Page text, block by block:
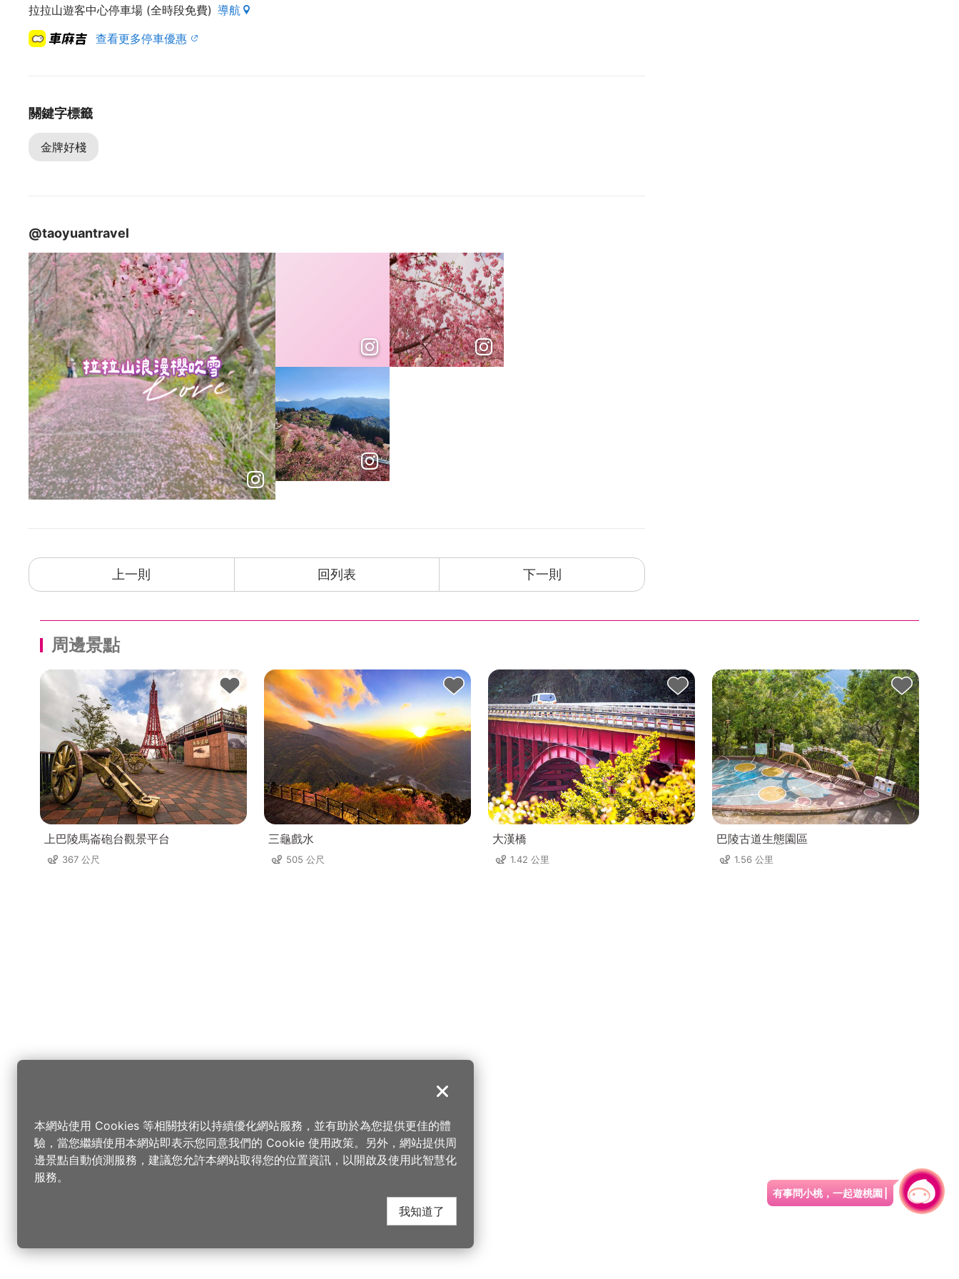
【房價資訊】
景觀八人房 平日：8000 假日：9600 加床：800
14人團體套房 景觀八人房 平日：10000 假日：13500
【進退房時間】
進房時間：下午15:00以後。
退房時間：上午11:00以前。
(如當日超過下午5:00後才會抵達農場，煩請來電告知,我們會為您保留房間。)
【貼心小叮嚀】
●恩愛農場耕作面積達4公頃，位於居高臨下， 視野20多公里，左視雪山、大霸尖山、新竹鹿場， 正前方李
洞山，開闢精緻休閒農場設有： 水蜜桃區、蜜李區、烏龍茶區、有機蔬菜區及草莓區，園內更飼養放山土
雞。
●設有小型停車場，可停20輛小型車。
開放採果、不收門票、免費試吃，滿意再買。可電話宅配,今天寄出隔天到貨。
●山上氣候較低，日夜溫差大，請自備禦寒衣物。
●山區無加油站，請於大溪地區或復興角板山加滿油再上山。
拉拉山遊客中心停車場 (全時段免費) 導航
查看更多停車優惠
關鍵字標籤
金牌好棧
@taoyuantravel
上一則 回列表 下一則
周邊景點
上巴陵馬崙砲台觀景平台
367 公尺
三龜戲水
505 公尺
大漢橋
1.42 公里
巴陵古道生態園區
1.56 公里
關閉
本網站使用 Cookies 等相關技術以持續優化網站服務，並有助於為您提供更佳的體
驗，當您繼續使用本網站即表示您同意我們的 Cookie 使用政策。另外，網站提供周
邊景點自動偵測服務，建議您允許本網站取得您的位置資訊，以開啟及使用此智慧化
服務。
我知道了
有事問小桃，一起遊桃園